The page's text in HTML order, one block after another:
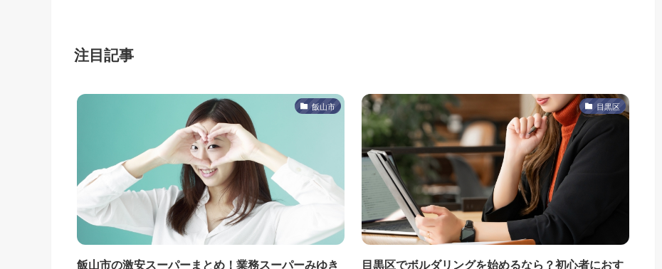
注目記事
飯山市
飯山市の激安スーパーまとめ！業務スーパーみゆき
目黒区
目黒区でボルダリングを始めるなら？初心者におす